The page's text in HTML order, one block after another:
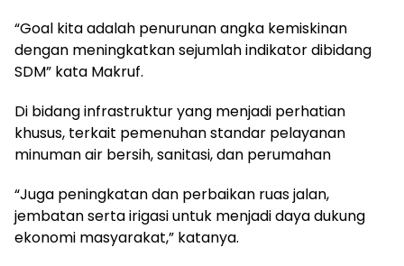
“Goal kita adalah penurunan angka kemiskinan
dengan meningkatkan sejumlah indikator dibidang
SDM” kata Makruf.
Di bidang infrastruktur yang menjadi perhatian
khusus, terkait pemenuhan standar pelayanan
minuman air bersih, sanitasi, dan perumahan
“Juga peningkatan dan perbaikan ruas jalan,
jembatan serta irigasi untuk menjadi daya dukung
ekonomi masyarakat,” katanya.